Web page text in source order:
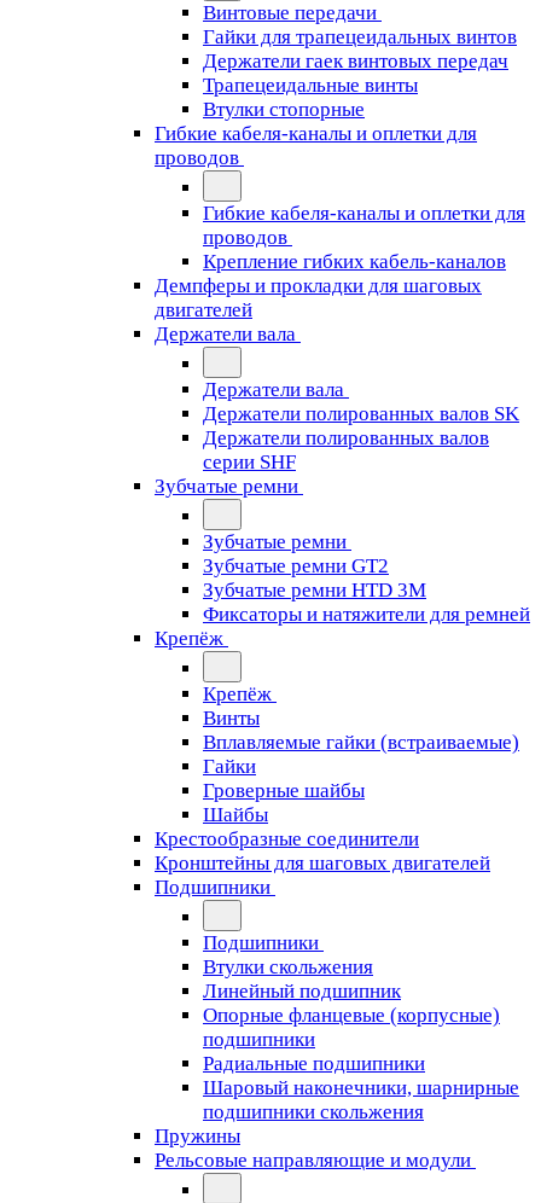
Винтовые передачи
Гайки для трапецеидальных винтов
Держатели гаек винтовых передач
Трапецеидальные винты
Втулки стопорные
Гибкие кабеля-каналы и оплетки для
проводов
Гибкие кабеля-каналы и оплетки для
проводов
Крепление гибких кабель-каналов
Демпферы и прокладки для шаговых
двигателей
Держатели вала
Держатели вала
Держатели полированных валов SK
Держатели полированных валов
серии SHF
Зубчатые ремни
Зубчатые ремни
Зубчатые ремни GT2
Зубчатые ремни HTD 3M
Фиксаторы и натяжители для ремней
Крепёж
Крепёж
Винты
Вплавляемые гайки (встраиваемые)
Гайки
Гроверные шайбы
Шайбы
Крестообразные соединители
Кронштейны для шаговых двигателей
Подшипники
Подшипники
Втулки скольжения
Линейный подшипник
Опорные фланцевые (корпусные)
подшипники
Радиальные подшипники
Шаровый наконечники, шарнирные
подшипники скольжения
Пружины
Рельсовые направляющие и модули